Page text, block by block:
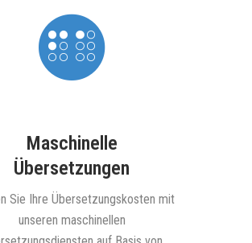
Maschinelle
Übersetzungen
Sie Ihre Übersetzungskosten mit
unseren maschinellen